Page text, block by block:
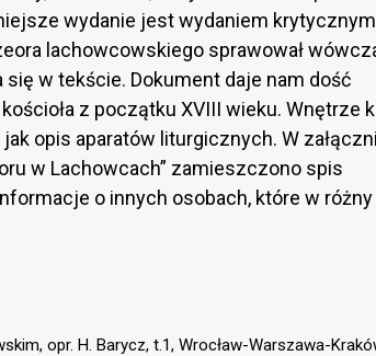
wydanie jest wydaniem
lachowcowskiego sprawował
w tekście. Dokument daje nam dość
z początku XVIII wieku. Wnętrze
opis aparatów liturgicznych. W
w Lachowcach” zamieszczono spis
o innych osobach, które w
opr. H. Barycz, t.1, Wrocław-Warszawa-